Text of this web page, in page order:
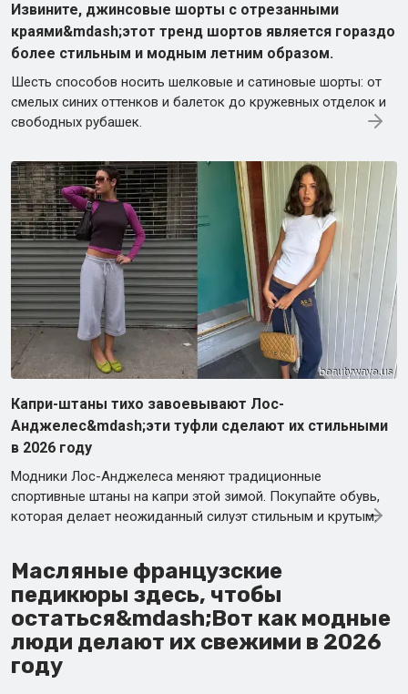
Извините, джинсовые шорты с отрезанными
краями&mdash;этот тренд шортов является гораздо
более стильным и модным летним образом.
Шесть способов носить шелковые и сатиновые шорты: от
смелых синих оттенков и балеток до кружевных отделок и
свободных рубашек.
Капри-штаны тихо завоевывают Лос-
Анджелес&mdash;эти туфли сделают их стильными
в 2026 году
Модники Лос-Анджелеса меняют традиционные
спортивные штаны на капри этой зимой. Покупайте обувь,
которая делает неожиданный силуэт стильным и крутым.
Масляные французские
педикюры здесь, чтобы
остаться&mdash;Вот как модные
люди делают их свежими в 2026
году